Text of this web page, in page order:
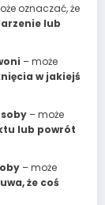
oznaczać, że
lub
– może
w jakiejś
– może
lub powrót
– może
że coś